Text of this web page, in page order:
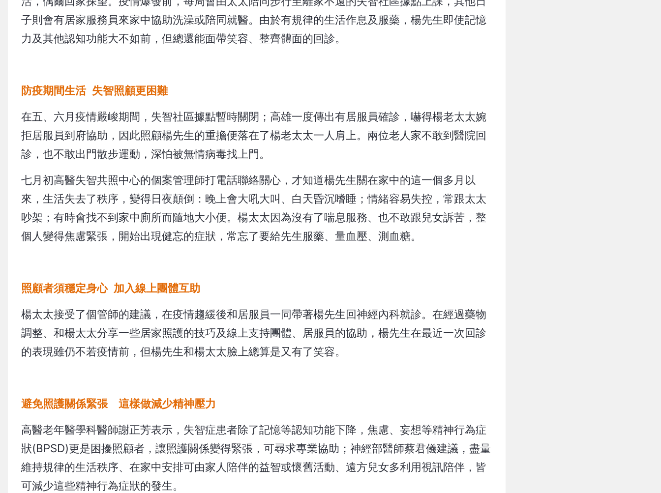
子則會有居家服務員來家中協助洗澡或陪同就醫。由於有規律的生活作息及服藥，楊先生即使記憶
力及其他認知功能大不如前，但總還能面帶笑容、整齊體面的回診。
防疫期間生活 失智照顧更困難
在五、六月疫情嚴峻期間，失智社區據點暫時關閉；高雄一度傳出有居服員確診，嚇得楊老太太婉
拒居服員到府協助，因此照顧楊先生的重擔便落在了楊老太太一人肩上。兩位老人家不敢到醫院回
診，也不敢出門散步運動，深怕被無情病毒找上門。
七月初高醫失智共照中心的個案管理師打電話聯絡關心，才知道楊先生關在家中的這一個多月以
來，生活失去了秩序，變得日夜顛倒：晚上會大吼大叫、白天昏沉嗜睡；情緒容易失控，常跟太太
吵架；有時會找不到家中廁所而隨地大小便。楊太太因為沒有了喘息服務、也不敢跟兒女訴苦，整
個人變得焦慮緊張，開始出現健忘的症狀，常忘了要給先生服藥、量血壓、測血糖。
照顧者須穩定身心 加入線上團體互助
楊太太接受了個管師的建議，在疫情趨緩後和居服員一同帶著楊先生回神經內科就診。在經過藥物
調整、和楊太太分享一些居家照護的技巧及線上支持團體、居服員的協助，楊先生在最近一次回診
的表現雖仍不若疫情前，但楊先生和楊太太臉上總算是又有了笑容。
避免照護關係緊張 這樣做減少精神壓力
高醫老年醫學科醫師謝正芳表示，失智症患者除了記憶等認知功能下降，焦慮、妄想等精神行為症
狀(BPSD)更是困擾照顧者，讓照護關係變得緊張，可尋求專業協助；神經部醫師蔡君儀建議，盡量
維持規律的生活秩序、在家中安排可由家人陪伴的益智或懷舊活動、遠方兒女多利用視訊陪伴，皆
可減少這些精神行為症狀的發生。